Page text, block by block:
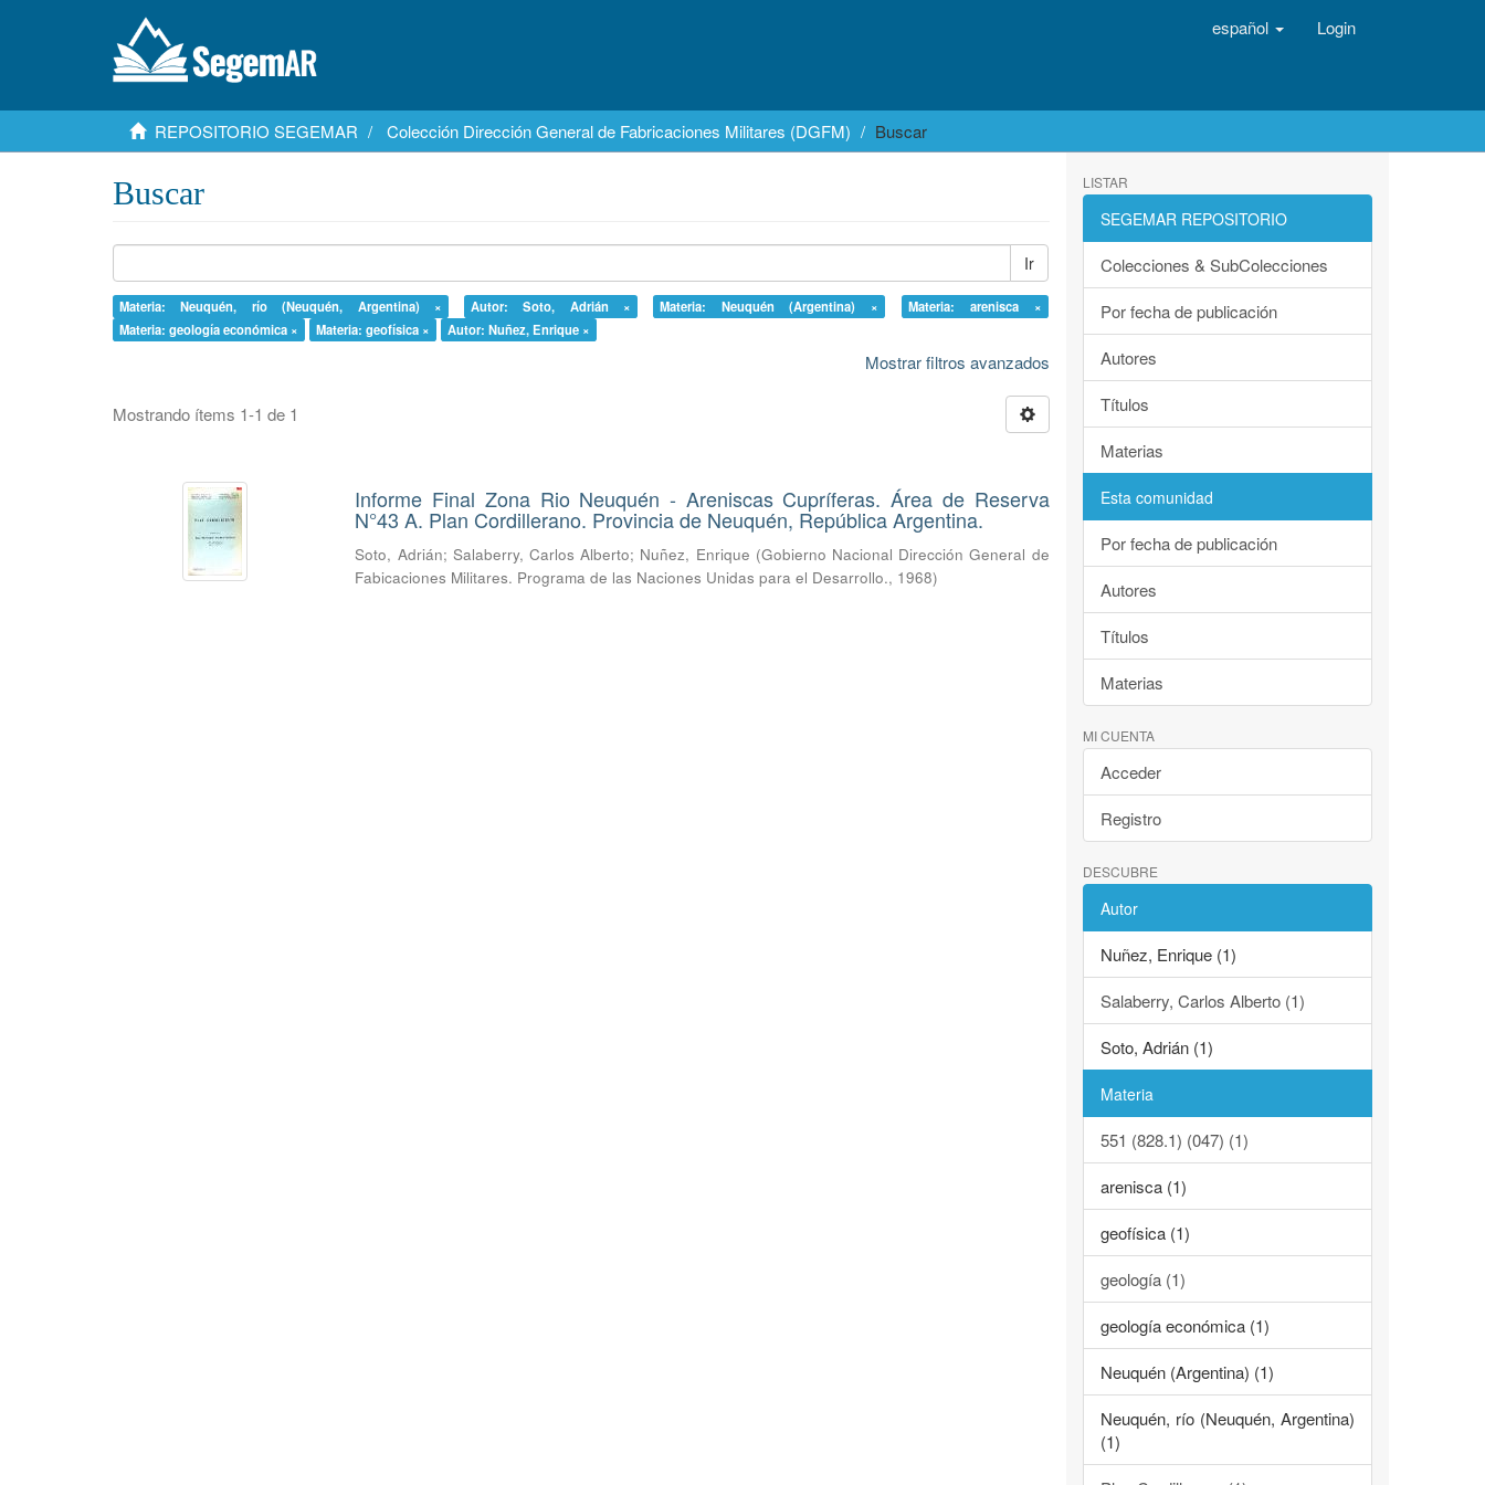
español Login
REPOSITORIO SEGEMAR Colección Dirección General de Fabricaciones Militares (DGFM) Buscar
Buscar
Ir
Materia: Neuquén, río (Neuquén, Argentina) × Autor: Soto, Adrián × Materia: Neuquén (Argentina) ×
Materia: arenisca ×
Materia: geología económica ×
Materia: geofísica × Autor: Nuñez, Enrique ×
Mostrar filtros avanzados
Mostrando ítems 1-1 de 1
Informe Final Zona Rio Neuquén - Areniscas Cupríferas. Área de Reserva
N°43 A. Plan Cordillerano. Provincia de Neuquén, República Argentina.
Soto, Adrián; Salaberry, Carlos Alberto; Nuñez, Enrique (Gobierno Nacional Dirección General de
Fabicaciones Militares. Programa de las Naciones Unidas para el Desarrollo., 1968)
LISTAR
SEGEMAR REPOSITORIO
Colecciones & SubColecciones
Por fecha de publicación
Autores
Títulos
Materias
Esta comunidad
Por fecha de publicación
Autores
Títulos
Materias
MI CUENTA
Acceder
Registro
DESCUBRE
Autor
Nuñez, Enrique (1)
Salaberry, Carlos Alberto (1)
Soto, Adrián (1)
Materia
551 (828.1) (047) (1)
arenisca (1)
geofísica (1)
geología (1)
geología económica (1)
Neuquén (Argentina) (1)
Neuquén, río (Neuquén, Argentina)
(1)